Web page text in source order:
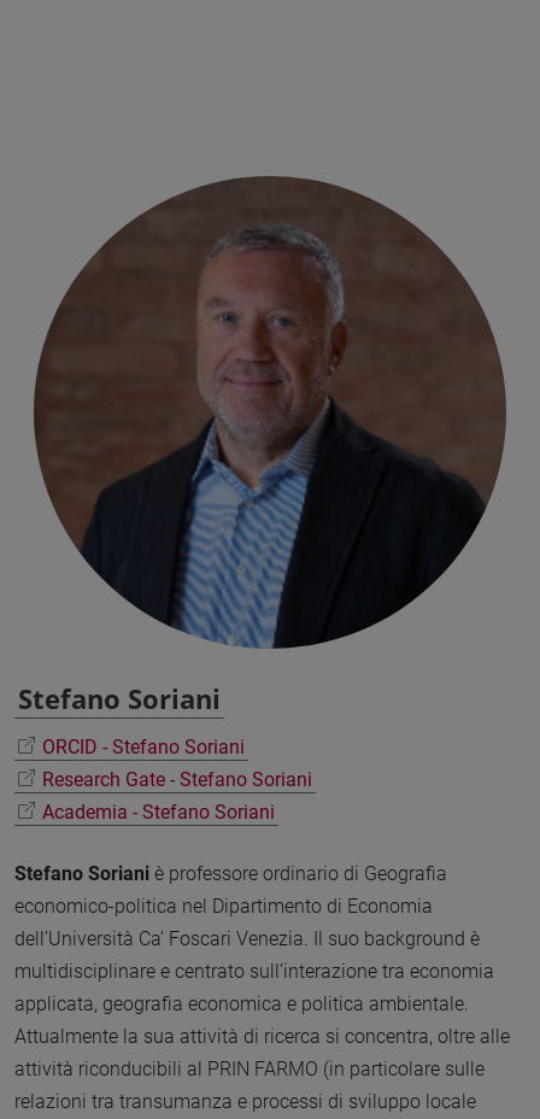
Stefano Soriani
ORCID - Stefano Soriani
Research Gate - Stefano Soriani
Academia - Stefano Soriani
Stefano Soriani è professore ordinario di Geografia
economico-politica nel Dipartimento di Economia
dell’Università Ca’ Foscari Venezia. Il suo background è
multidisciplinare e centrato sull’interazione tra economia
applicata, geografia economica e politica ambientale.
Attualmente la sua attività di ricerca si concentra, oltre alle
attività riconducibili al PRIN FARMO (in particolare sulle
relazioni tra transumanza e processi di sviluppo locale